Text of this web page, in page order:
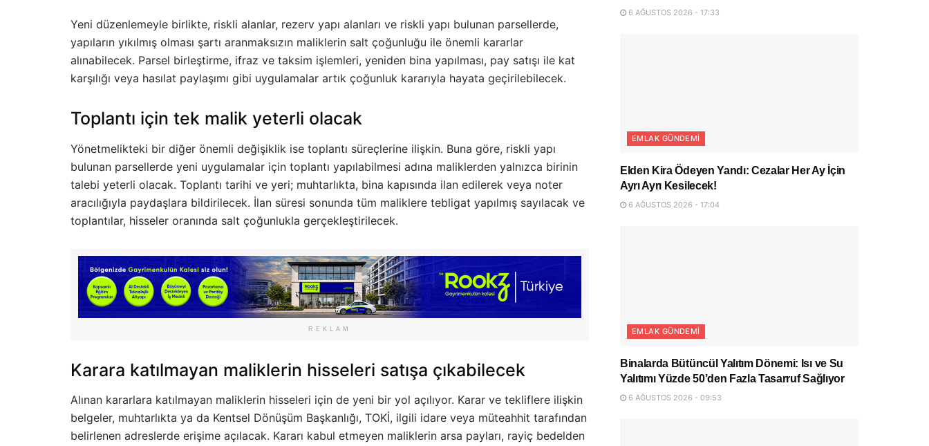
Yeni düzenlemeyle birlikte, riskli alanlar, rezerv yapı alanları ve riskli yapı bulunan parsellerde,
yapıların yıkılmış olması şartı aranmaksızın maliklerin salt çoğunluğu ile önemli kararlar
alınabilecek. Parsel birleştirme, ifraz ve taksim işlemleri, yeniden bina yapılması, pay satışı ile kat
karşılığı veya hasılat paylaşımı gibi uygulamalar artık çoğunluk kararıyla hayata geçirilebilecek.
Toplantı için tek malik yeterli olacak
Yönetmelikteki bir diğer önemli değişiklik ise toplantı süreçlerine ilişkin. Buna göre, riskli yapı
bulunan parsellerde yeni uygulamalar için toplantı yapılabilmesi adına maliklerden yalnızca birinin
talebi yeterli olacak. Toplantı tarihi ve yeri; muhtarlıkta, bina kapısında ilan edilerek veya noter
aracılığıyla paydaşlara bildirilecek. İlan süresi sonunda tüm maliklere tebligat yapılmış sayılacak ve
toplantılar, hisseler oranında salt çoğunlukla gerçekleştirilecek.
REKLAM
Karara katılmayan maliklerin hisseleri satışa çıkabilecek
Alınan kararlara katılmayan maliklerin hisseleri için de yeni bir yol açılıyor. Karar ve tekliflere ilişkin
belgeler, muhtarlıkta ya da Kentsel Dönüşüm Başkanlığı, TOKİ, ilgili idare veya müteahhit tarafından
belirlenen adreslerde erişime açılacak. Kararı kabul etmeyen maliklerin arsa payları, rayiç bedelden
6 AĞUSTOS 2026 - 17:33
EMLAK GÜNDEMI
Elden Kira Ödeyen Yandı: Cezalar Her Ay İçin
Ayrı Ayrı Kesilecek!
6 AĞUSTOS 2026 - 17:04
EMLAK GÜNDEMI
Binalarda Bütüncül Yalıtım Dönemi: Isı ve Su
Yalıtımı Yüzde 50’den Fazla Tasarruf Sağlıyor
6 AĞUSTOS 2026 - 09:53